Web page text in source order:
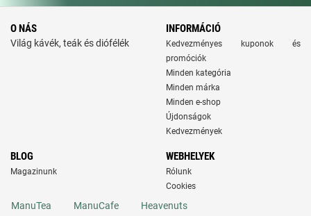
O NÁS
Világ kávék, teák és diófélék
INFORMÁCIÓ
Kedvezményes kuponok és
promóciók
Minden kategória
Minden márka
Minden e-shop
Újdonságok
Kedvezmények
BLOG
Magazinunk
WEBHELYEK
Rólunk
Cookies
ManuTea ManuCafe Heavenuts